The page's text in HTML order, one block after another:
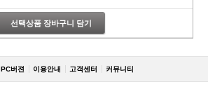
선택상품 장바구니 담기
PC버젼 이용안내 고객센터 커뮤니티